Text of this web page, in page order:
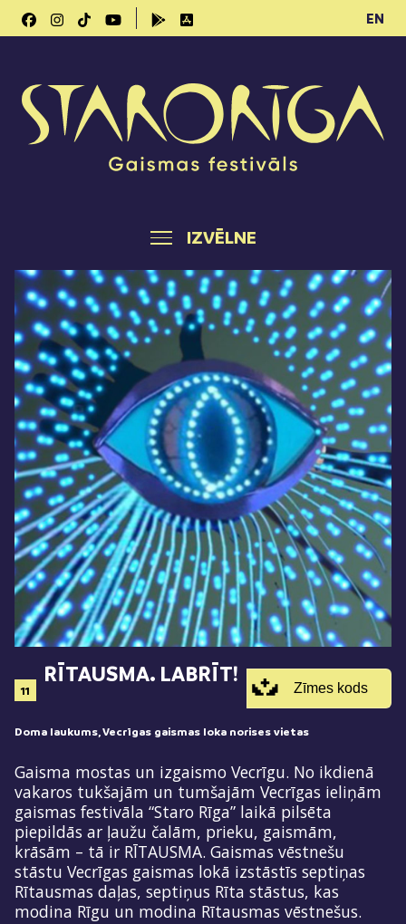
EN
IZVĒLNE
11
RĪTAUSMA. LABRĪT!
Zīmes kods
Doma laukums, Vecrīgas gaismas loka norises vietas
Gaisma mostas un izgaismo Vecrīgu. No ikdienā
vakaros tukšajām un tumšajām Vecrīgas ieliņām
gaismas festivāla “Staro Rīga” laikā pilsēta
piepildās ar ļaužu čalām, prieku, gaismām,
krāsām – tā ir RĪTAUSMA. Gaismas vēstnešu
stāstu Vecrīgas gaismas lokā izstāstīs septiņas
Rītausmas daļas, septiņus Rīta stāstus, kas
modina Rīgu un modina Rītausmas vēstnešus.